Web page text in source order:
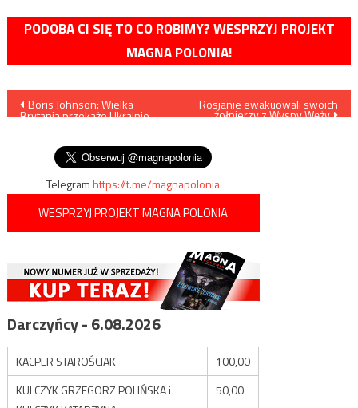
PODOBA CI SIĘ TO CO ROBIMY? WESPRZYJ PROJEKT
MAGNA POLONIA!
Nawigacja
Boris Johnson: Wielka
Brytania przekaże Ukrainie
Rosjanie ewakuowali swoich
żołnierzy z Wyspy Węży
Telegramhttps://t.me/magnapolonia
WESPRZYJ PROJEKT MAGNA POLONIA
Darczyńcy - 6.08.2026
KACPER STAROŚCIAK
100,00
KULCZYK GRZEGORZ POLIŃSKA i
50,00